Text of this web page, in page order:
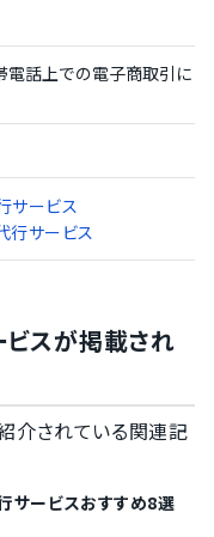
電話上での電子商取引に
サービス
行サービス
スが掲載され
介されている関連記
サービスおすすめ8選